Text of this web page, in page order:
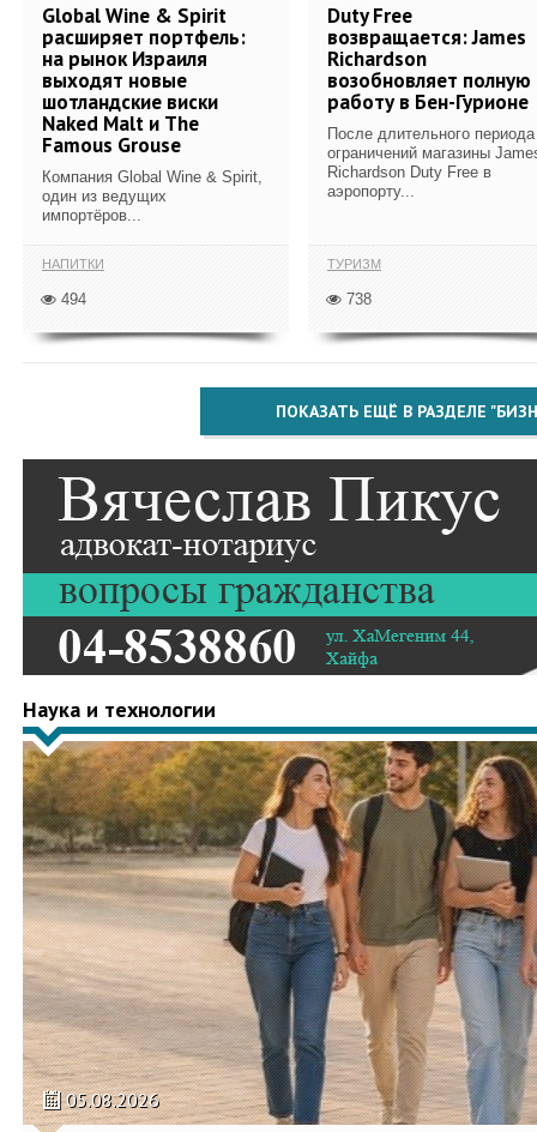
Global Wine & Spirit
расширяет портфель:
на рынок Израиля
выходят новые
шотландские виски
Naked Malt и The
Famous Grouse
Компания Global Wine & Spirit,
один из ведущих
импортёров...
НАПИТКИ
494
Duty Free
возвращается: James
Richardson
возобновляет полную
работу в Бен-Гурионе
После длительного периода
ограничений магазины
Richardson Duty Free в
аэропорту...
ТУРИЗМ
738
ПОКАЗАТЬ ЕЩЁ В РАЗДЕЛЕ
Наука и технологии
05.08.2026